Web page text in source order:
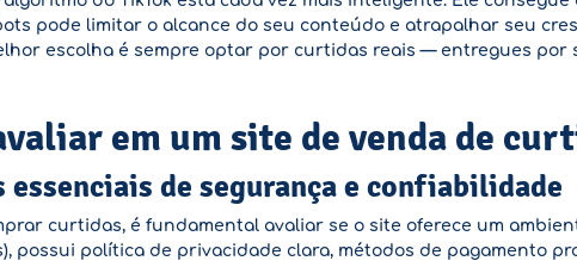
pode limitar o alcance do seu conteúdo e atrapalhar seu
escolha é sempre optar por curtidas reais — entregues
em um site de venda de
de segurança e confiabilidade
curtidas, é fundamental avaliar se o site oferece um
possui política de privacidade clara, métodos de pagamento